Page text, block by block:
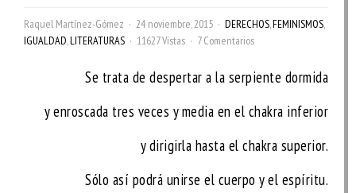
Raquel Martínez-Gómez 24 noviembre, 2015 DERECHOS,FEMINISMOS
IGUALDAD,LITERATURAS 11627 Vistas 7 Comentarios
Se trata de despertar a la serpiente dormida
y enroscada tres veces y media en el chakra inferior
y dirigirla hasta el chakra superior.
Sólo así podrá unirse el cuerpo y el espíritu.